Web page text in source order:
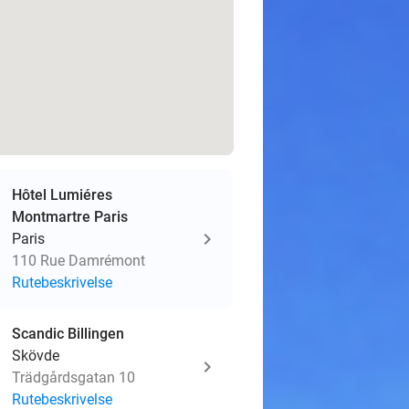
Hôtel Lumiéres
Montmartre Paris
Paris
110 Rue Damrémont
Rutebeskrivelse
Scandic Billingen
Skövde
Trädgårdsgatan 10
Rutebeskrivelse